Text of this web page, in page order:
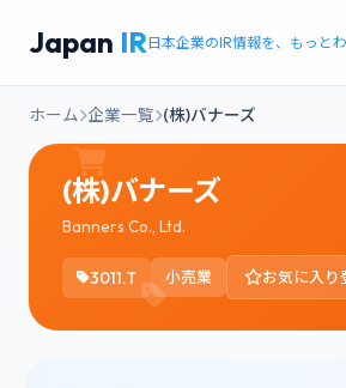
Japan IR日本企業のIR情報を、もっと
ホーム 企業一覧 (株)バナーズ
(株)バナーズ
Banners Co., Ltd.
3011.T 小売業 お気に入り